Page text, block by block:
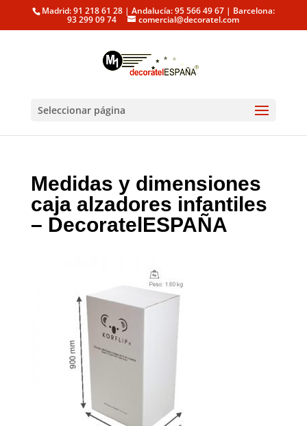
Madrid: 91 218 61 28 | Andalucía: 95 566 49 67 | Barcelona:
93 299 09 74 comercial@decoratel.com
Seleccionar página
Medidas y dimensiones
caja alzadores infantiles
– DecoratelESPAÑA